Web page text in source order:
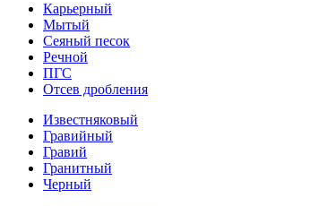
Карьерный
Мытый
Сеяный песок
Речной
ПГС
Отсев дробления
Известняковый
Гравийный
Гравий
Гранитный
Черный